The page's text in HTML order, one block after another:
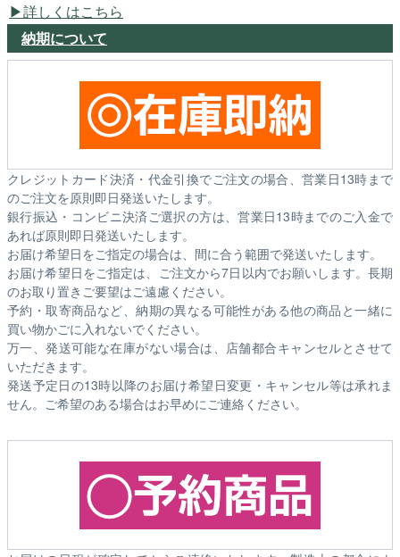
詳しくはこちら
納期について
クレジットカード決済・代金引換でご注文の場合、営業日13時まで
のご注文を原則即日発送いたします。
銀行振込・コンビニ決済ご選択の方は、営業日13時までのご入金で
あれば原則即日発送いたします。
お届け希望日をご指定の場合は、間に合う範囲で発送いたします。
お届け希望日をご指定は、ご注文から7日以内でお願いします。長期
のお取り置きご要望はご遠慮ください。
予約・取寄商品など、納期の異なる可能性がある他の商品と一緒に
買い物かごに入れないでください。
万一、発送可能な在庫がない場合は、店舗都合キャンセルとさせて
いただきます。
発送予定日の13時以降のお届け希望日変更・キャンセル等は承れま
せん。ご希望のある場合はお早めにご連絡ください。